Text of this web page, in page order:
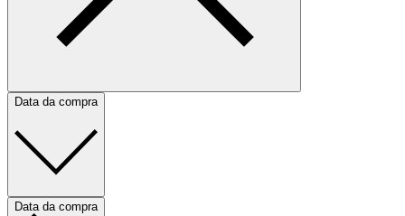
Data da compra
Data da compra